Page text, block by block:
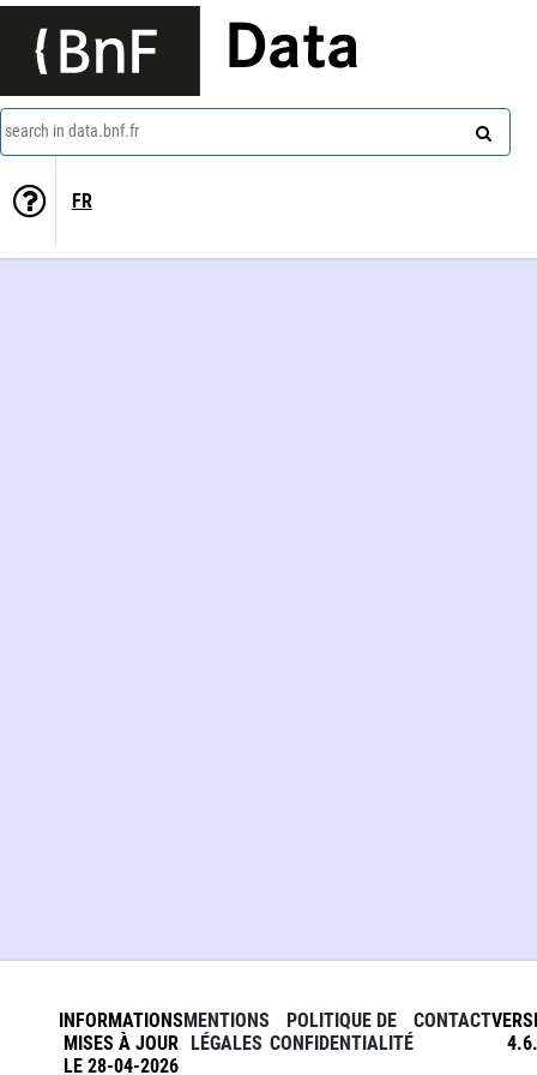
Data
search in data.bnf.fr
FR
INFORMATIONS
MISES À JOUR
LE 28-04-2026
MENTIONS
LÉGALES
POLITIQUE DE
CONFIDENTIALITÉ
CONTACT